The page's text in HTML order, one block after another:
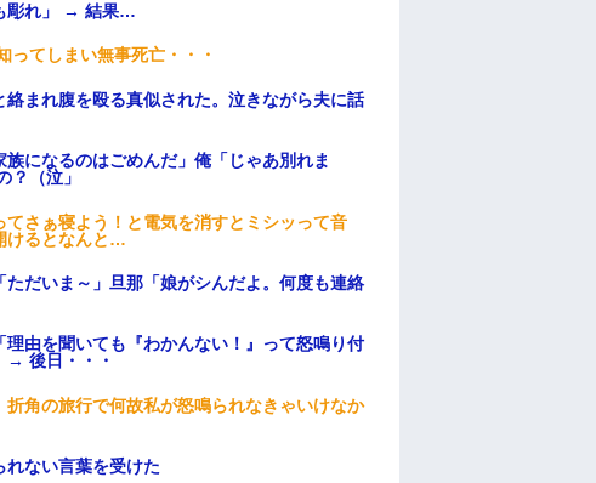
彫れ」 → 結果…
ってしまい無事死亡・・・
まれ腹を殴る真似された。泣きながら夫に話
になるのはごめんだ」俺「じゃあ別れま
（泣」
さぁ寝よう！と電気を消すとミシッって音
けるとなんと…
だいま～」旦那「娘がシんだよ。何度も連絡
由を聞いても『わかんない！』って怒鳴り付
→ 後日・・・
角の旅行で何故私が怒鳴られなきゃいけなか
れない言葉を受けた